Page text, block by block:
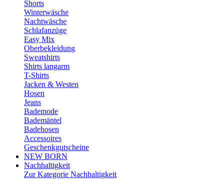
Shorts
Winterwäsche
Nachtwäsche
Schlafanzüge
Easy Mix
Oberbekleidung
Sweatshirts
Shirts langarm
T-Shirts
Jacken & Westen
Hosen
Jeans
Bademode
Bademäntel
Badehosen
Accessoires
Geschenkgutscheine
NEW BORN
Nachhaltigkeit
Zur Kategorie Nachhaltigkeit